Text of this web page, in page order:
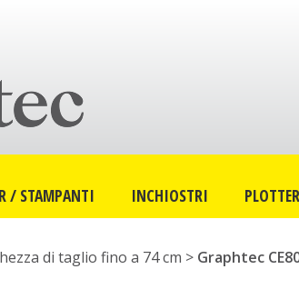
/ STAMPANTI INCHIOSTRI
di taglio fino a 74 cm > Graphtec